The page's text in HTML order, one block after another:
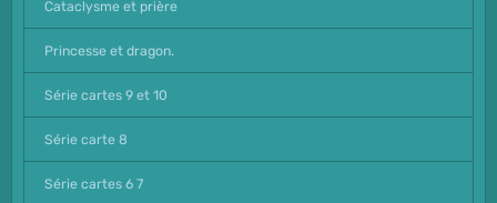
Cataclysme et prière
Princesse et dragon.
Série cartes 9 et 10
Série carte 8
Série cartes 6 7